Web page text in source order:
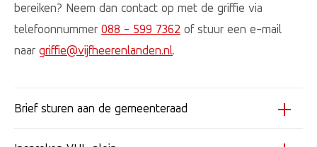
bereiken? Neem dan contact op met de griffie via
telefoonnummer 088 - 599 7362 of stuur een e-mail
naar griffie@vijfheerenlanden.nl.
Brief sturen aan de gemeenteraad